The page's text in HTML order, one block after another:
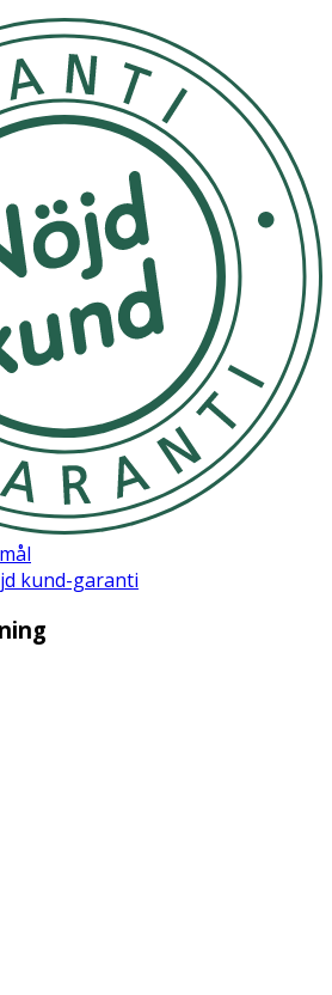
och kväll.
SQUALANE, ZEA MAYS
GERM OIL, GLYCINE SOJA OIL,
OIL, TRIBEHENIN, BRASSICA
POLYGLYCERYL-3 OLEATE,
HYDROGENATED
LECITHIN , SORBITOL, CERA
, HYPERICUM PERFORATUM
, DAUCUS CAROTA SATIVA ROOT
ACETATE, RETINYL
PALMITATE, TOCOPHEROL,
, MAGNESIUM SULFATE,
kund-garanti